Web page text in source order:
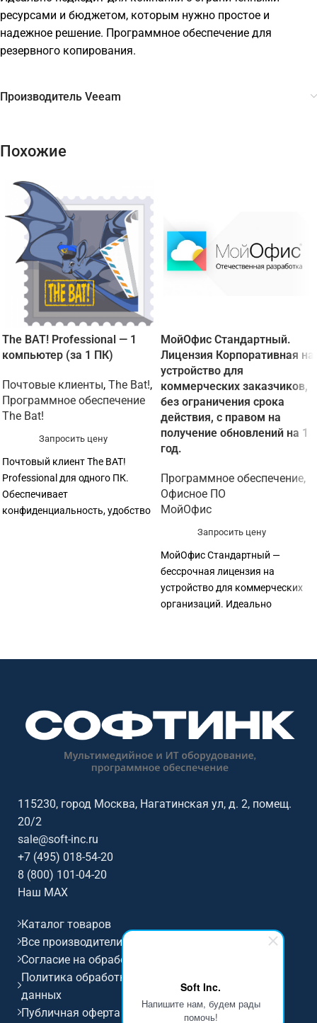
Soft Inc.
Напишите нам, будем рады
помочь!
ресурсами и бюджетом, которым нужно простое и
надежное решение. Программное обеспечение для
резервного копирования.
Производитель Veeam
Похожие
The BAT! Professional — 1
компьютер (за 1 ПК)
Почтовые клиенты, The Bat!,
Программное обеспечение
The Bat!
Запросить цену
Почтовый клиент The BAT!
Professional для одного ПК.
Обеспечивает
конфиденциальность, удобство
МойОфис Стандартный.
Лицензия Корпоративная на
устройство для
коммерческих заказчиков,
без ограничения срока
действия, с правом на
получение обновлений на 1
год.
Программное обеспечение,
Офисное ПО
МойОфис
Запросить цену
МойОфис Стандартный —
бессрочная лицензия на
устройство для коммерческих
организаций. Идеально
115230, город Москва, Нагатинская ул, д. 2, помещ.
20/2
sale@soft-inc.ru
+7 (495) 018-54-20
8 (800) 101-04-20
Наш MAX
Каталог товаров
Все производители
Согласие на обработку персональных данных
Политика обработки и защиты персональных
данных
Публичная оферта